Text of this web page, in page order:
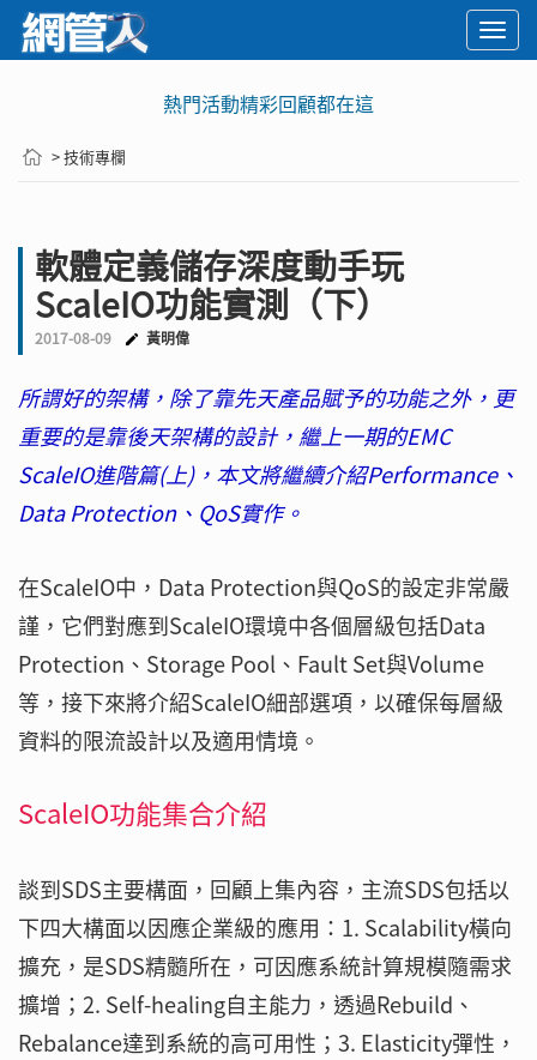
熱門活動精彩回顧都在這
> 技術專欄
軟體定義儲存深度動手玩
ScaleIO功能實測（下）
2017-08-09 黃明偉
所謂好的架構，除了靠先天產品賦予的功能之外，更
重要的是靠後天架構的設計，繼上一期的EMC
ScaleIO進階篇(上)，本文將繼續介紹Performance、
Data Protection、QoS實作。
在ScaleIO中，Data Protection與QoS的設定非常嚴
謹，它們對應到ScaleIO環境中各個層級包括Data
Protection、Storage Pool、Fault Set與Volume
等，接下來將介紹ScaleIO細部選項，以確保每層級
資料的限流設計以及適用情境。
ScaleIO功能集合介紹
談到SDS主要構面，回顧上集內容，主流SDS包括以
下四大構面以因應企業級的應用：1. Scalability橫向
擴充，是SDS精髓所在，可因應系統計算規模隨需求
擴增；2. Self-healing自主能力，透過Rebuild、
Rebalance達到系統的高可用性；3. Elasticity彈性，